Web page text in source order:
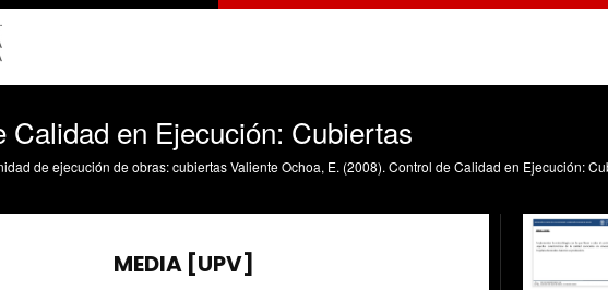
Calidad en Ejecución: Cubiertas